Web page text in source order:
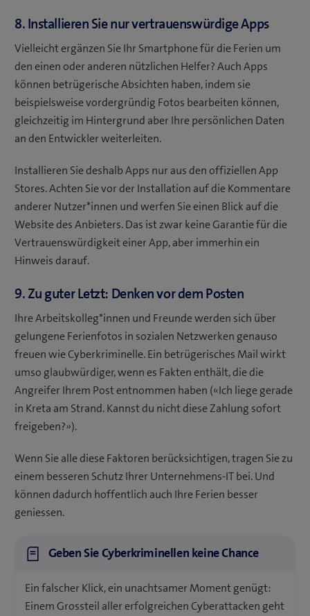
8. Installieren Sie nur vertrauenswürdige Apps
Vielleicht ergänzen Sie Ihr Smartphone für die Ferien um
den einen oder anderen nützlichen Helfer? Auch Apps
können betrügerische Absichten haben, indem sie
beispielsweise vordergründig Fotos bearbeiten können,
gleichzeitig im Hintergrund aber Ihre persönlichen Daten
an den Entwickler weiterleiten.
Installieren Sie deshalb Apps nur aus den offiziellen App
Stores. Achten Sie vor der Installation auf die Kommentare
anderer Nutzer*innen und werfen Sie einen Blick auf die
Website des Anbieters. Das ist zwar keine Garantie für die
Vertrauenswürdigkeit einer App, aber immerhin ein
Hinweis darauf.
9. Zu guter Letzt: Denken vor dem Posten
Ihre Arbeitskolleg*innen und Freunde werden sich über
gelungene Ferienfotos in sozialen Netzwerken genauso
freuen wie Cyberkriminelle. Ein betrügerisches Mail wirkt
umso glaubwürdiger, wenn es Fakten enthält, die die
Angreifer Ihrem Post entnommen haben («Ich liege gerade
in Kreta am Strand. Kannst du nicht diese Zahlung sofort
freigeben?»).
Wenn Sie alle diese Faktoren berücksichtigen, tragen Sie zu
einem besseren Schutz Ihrer Unternehmens-IT bei. Und
können dadurch hoffentlich auch Ihre Ferien besser
geniessen.
Geben Sie Cyberkriminellen keine Chance
Ein falscher Klick, ein unachtsamer Moment genügt:
Einem Grossteil aller erfolgreichen Cyberattacken geht